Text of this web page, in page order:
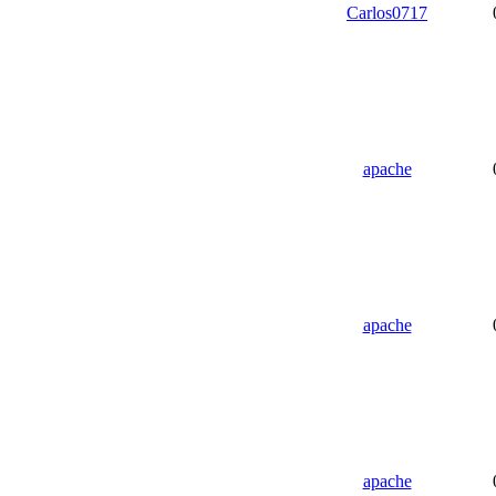
Carlos0717
apache
apache
apache